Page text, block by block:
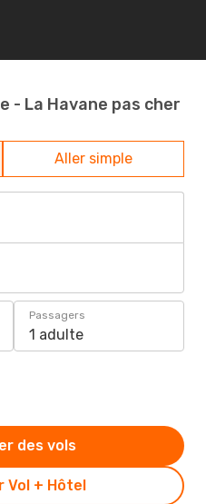
- La Havane pas cher
Aller simple
Passagers
1 adulte
Vol + Hôtel
des vols